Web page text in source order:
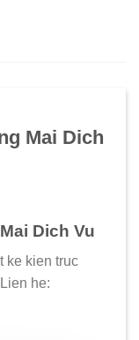
Mai Dich
Dich Vu
ke kien truc
he: